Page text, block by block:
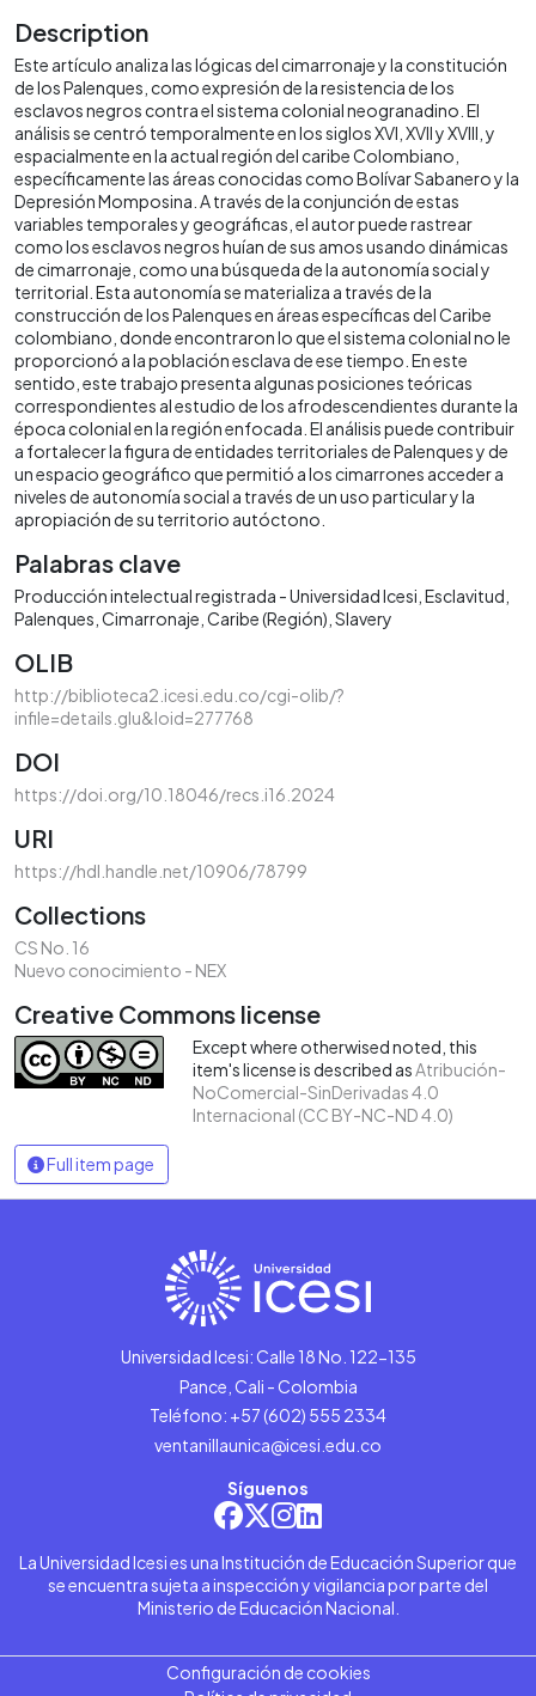
Description
Este artículo analiza las lógicas del cimarronaje y la constitución
de los Palenques, como expresión de la resistencia de los
esclavos negros contra el sistema colonial neogranadino. El
análisis se centró temporalmente en los siglos XVI, XVII y XVIII, y
espacialmente en la actual región del caribe Colombiano,
específicamente las áreas conocidas como Bolívar Sabanero y la
Depresión Momposina. A través de la conjunción de estas
variables temporales y geográficas, el autor puede rastrear
como los esclavos negros huían de sus amos usando dinámicas
de cimarronaje, como una búsqueda de la autonomía social y
territorial. Esta autonomía se materializa a través de la
construcción de los Palenques en áreas específicas del Caribe
colombiano, donde encontraron lo que el sistema colonial no le
proporcionó a la población esclava de ese tiempo. En este
sentido, este trabajo presenta algunas posiciones teóricas
correspondientes al estudio de los afrodescendientes durante la
época colonial en la región enfocada. El análisis puede contribuir
a fortalecer la figura de entidades territoriales de Palenques y de
un espacio geográfico que permitió a los cimarrones acceder a
niveles de autonomía social a través de un uso particular y la
apropiación de su territorio autóctono.
Palabras clave
Producción intelectual registrada - Universidad Icesi Esclavitud
Palenques Cimarronaje Caribe (Región) Slavery
OLIB
http://biblioteca2.icesi.edu.co/cgi-olib/?
infile=details.glu&loid=277768
DOI
https://doi.org/10.18046/recs.i16.2024
URI
https://hdl.handle.net/10906/78799
Collections
CS No. 16
Nuevo conocimiento - NEX
Creative Commons license
Except where otherwised noted, this
item's license is described asAtribución-
NoComercial-SinDerivadas 4.0
Internacional (CC BY-NC-ND 4.0)
Full item page
Universidad Icesi: Calle 18 No. 122-135
Pance, Cali - Colombia
Teléfono: +57 (602) 555 2334
ventanillaunica@icesi.edu.co
Síguenos
La Universidad Icesi es una Institución de Educación Superior que
se encuentra sujeta a inspección y vigilancia por parte del
Ministerio de Educación Nacional.
Configuración de cookies